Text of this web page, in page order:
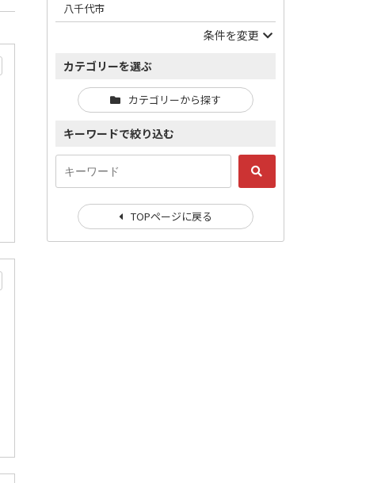
八千代市
条件を変更
カテゴリーを選ぶ
カテゴリーから探す
キーワードで絞り込む
TOPページに戻る